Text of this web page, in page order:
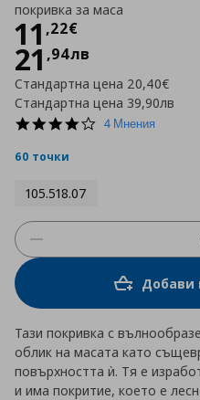
покривка за маса
11 ,22€
Цена
21 ,94лв
Стандартна цена 20,40€
Стандартна цена 39,90лв
4.0
4 Мнения
60 точки
105.518.07
Добави
Тази покривка с
облик на масата като
повърхността ѝ. Тя е
и има покритие, което е